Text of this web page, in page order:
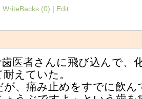
WriteBacks (0) | Edit
医者さんに飛び込んで、
えていた。
、痛み止めをすでに飲ん